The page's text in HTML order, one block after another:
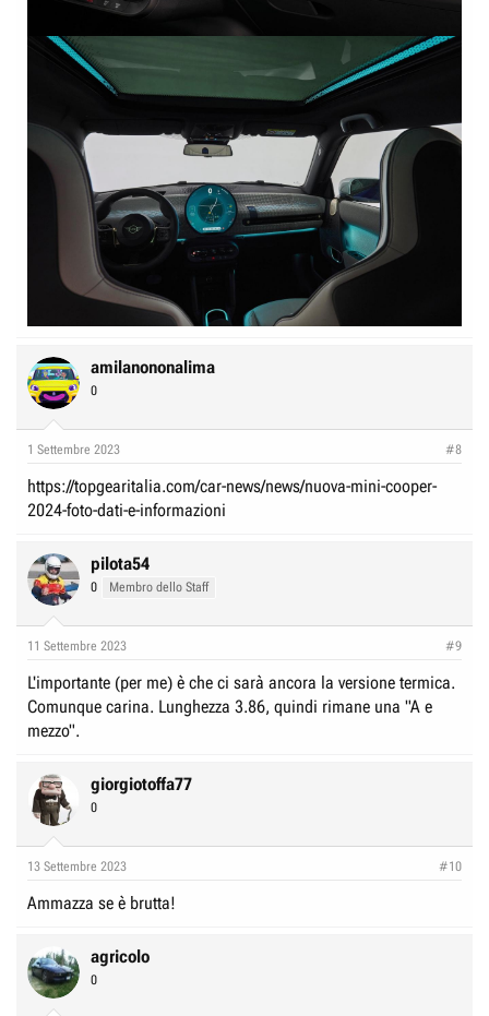
amilanononalima
0
1 Settembre 2023 #8
https://topgearitalia.com/car-news/news/nuova-mini-cooper-
2024-foto-dati-e-informazioni
pilota54
0 Membro dello Staff
11 Settembre 2023 #9
L'importante (per me) è che ci sarà ancora la versione termica.
Comunque carina. Lunghezza 3.86, quindi rimane una "A e
mezzo".
giorgiotoffa77
0
13 Settembre 2023 #10
Ammazza se è brutta!
agricolo
0